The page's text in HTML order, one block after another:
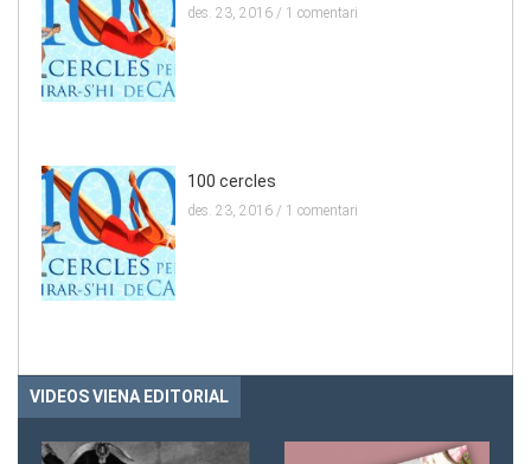
des. 23, 2016 / 1 comentari
100 cercles
des. 23, 2016 / 1 comentari
VIDEOS VIENA EDITORIAL